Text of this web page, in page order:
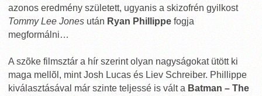
azonos eredmény született, ugyanis a skizofrén gyilkost
Tommy Lee Jones után Ryan Phillippe fogja
megformálni…
A szõke filmsztár a hír szerint olyan nagyságokat ütött ki
maga mellõl, mint Josh Lucas és Liev Schreiber. Phillippe
kiválasztásával már szinte teljessé is vált a Batman – The